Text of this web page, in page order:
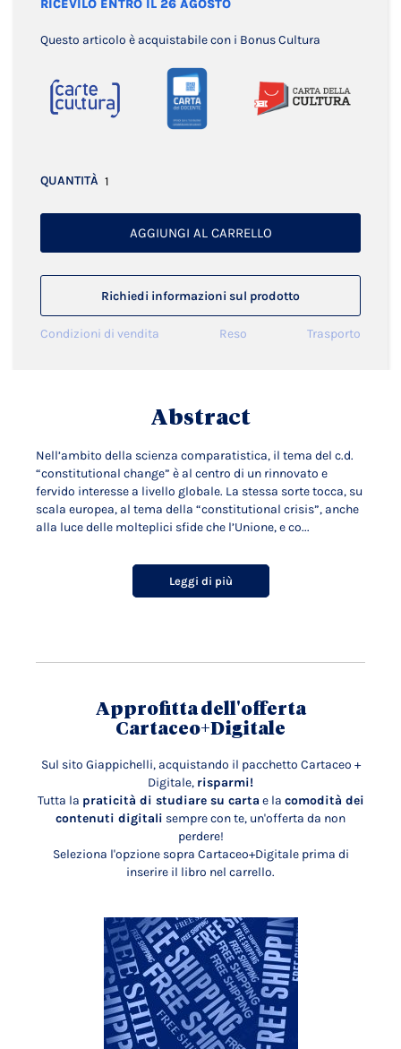
RICEVILO ENTRO IL 26 AGOSTO
Questo articolo è acquistabile con i Bonus Cultura
QUANTITÀ
AGGIUNGI AL CARRELLO
Richiedi informazioni sul prodotto
Condizioni di vendita Reso Trasporto
Abstract
Nell’ambito della scienza comparatistica, il tema del c.d.
“constitutional change” è al centro di un rinnovato e
fervido interesse a livello globale. La stessa sorte tocca, su
scala europea, al tema della “constitutional crisis”, anche
alla luce delle molteplici sfide che l’Unione, e co...
Leggi di più
Approfitta dell'offerta
Cartaceo+Digitale
Sul sito Giappichelli, acquistando il pacchetto Cartaceo +
Digitale, risparmi!
Tutta la praticità di studiare su carta e la comodità dei
contenuti digitali sempre con te, un'offerta da non
perdere!
Seleziona l'opzione sopra Cartaceo+Digitale prima di
inserire il libro nel carrello.